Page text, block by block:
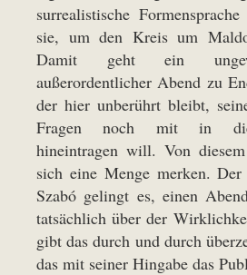
surrealistische
sie, um den Kreis um
Damit geht ein
außerordentlicher Abend zu
der hier unberührt bleibt,
Fragen noch mit in die
hineintragen will. Von
sich eine Menge merken. Der
Szabó gelingt es, einen
tatsächlich über der
gibt das durch und durch
das mit seiner Hingabe das